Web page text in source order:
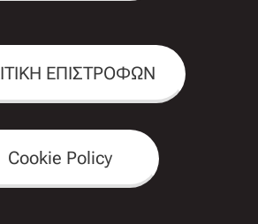
ΕΠΙΣΤΡΟΦΩΝ
Cookie Policy